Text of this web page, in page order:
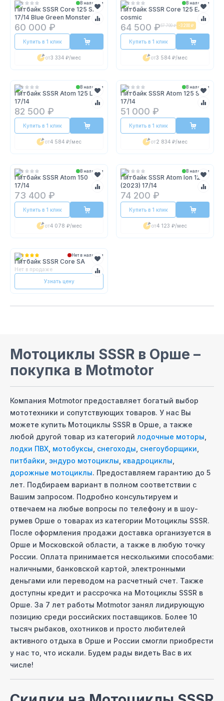
В наличии
Питбайк SSSR Core 125 SA
17/14 Blue Green Monster
60 000 ₽
Купить в 1 клик
от3 334 ₽/мес
В наличии
Питбайк SSSR Core 125 EA
cosmic
64 500 ₽67 700 ₽ -3 200 ₽
Купить в 1 клик
от3 584 ₽/мес
В наличии
Питбайк SSSR Atom 125 L
17/14
82 500 ₽
Купить в 1 клик
от4 584 ₽/мес
В наличии
Питбайк SSSR Atom 125 S
17/14
51 000 ₽
Купить в 1 клик
от2 834 ₽/мес
В наличии
Питбайк SSSR Atom 150
17/14
73 400 ₽
Купить в 1 клик
от4 078 ₽/мес
В наличии
Питбайк SSSR Atom Ion 125
(2023) 17/14
74 200 ₽
Купить в 1 клик
от4 123 ₽/мес
Нет в наличии
Питбайк SSSR Core SA
Нет в продаже
Узнать цену
Мотоциклы SSSR в Орше –
покупка в Motmotor
Компания Motmotor предоставляет богатый выбор
мототехники и сопутствующих товаров. У нас Вы
можете купить Мотоциклы SSSR в Орше , а также
любой другой товар из категорий лодочные моторы
лодки ПВХ мотобуксы снегоходы снегоуборщики
питбайки эндуро мотоциклы квадроциклы
дорожные мотоциклы. Предоставляем гарантию до 5
лет. Подбираем вариант в полном соответствии с
Вашим запросом. Подробно консультируем и
отвечаем на любые вопросы по телефону и в шоу-
румев Орше о товарах из категории Мотоциклы SSSR.
После оформления продажи доставка организуется в
Орше и Московcкой области, а также в любую точку
России. Оплата принимается несколькими способами:
наличными, банковской картой, электронными
деньгами или переводом на расчетный счет. Также
доступны кредит и рассрочка на Мотоциклы SSSR в
Орше. За 7 лет работы Motmotor занял лидирующую
позицию среди российских поставщиков. Более 10
тысяч рыбаков, охотников и просто любителей
активного отдыха в Орше и России смогли приобрести
у нас то, что искали. Будем рады видеть Вас в их
числе!